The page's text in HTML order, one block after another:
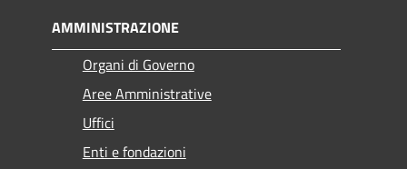
AMMINISTRAZIONE
Organi di Governo
Aree Amministrative
Uffici
Enti e fondazioni